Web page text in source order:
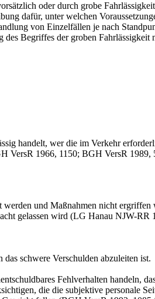
oder durch grobe
dafür, unter welchen
von Einzelfällen je nach
Begriffes der groben Fahrlässigkeit
handelt, wer die im Verkehr
VersR 1966, 1150; BGH VersR
und Maßnahmen nicht ergriffen
gelassen wird (LG Hanau NJW-RR
schwere Verschulden abzuleiten ist.
Fehlverhalten handeln,
die die subjektive personale